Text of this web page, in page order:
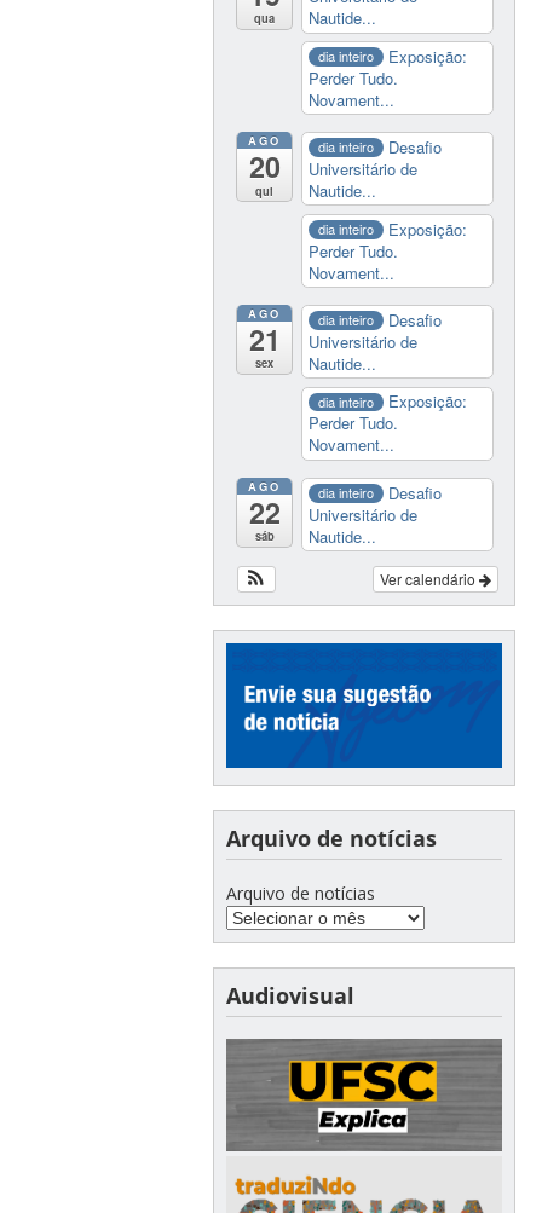
qua
Nautide...
dia inteiro
Exposição:
Perder Tudo.
Novament...
AGO
20
qui
dia inteiro
Desafio
Universitário de
Nautide...
dia inteiro
Exposição:
Perder Tudo.
Novament...
AGO
21
sex
dia inteiro
Desafio
Universitário de
Nautide...
dia inteiro
Exposição:
Perder Tudo.
Novament...
AGO
22
sáb
dia inteiro
Desafio
Universitário de
Nautide...
Ver calendário
Arquivo de notícias
Arquivo de notícias
Audiovisual